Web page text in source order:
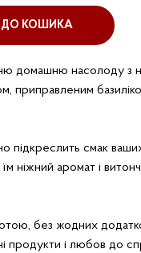
КОШИКА
домашню насолоду з
приправленим
підкреслить смак
ніжний аромат і
без жодних
продукти і любов до